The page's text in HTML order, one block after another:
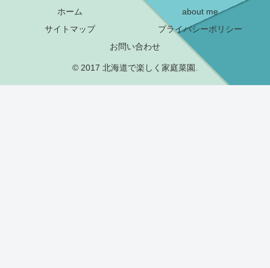
ホーム
about me
サイトマップ
プライバシーポリシー
お問い合わせ
© 2017 北海道で楽しく家庭菜園.